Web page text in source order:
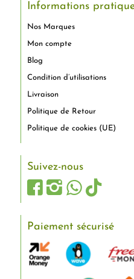
Informations
Nos Marques
Mon compte
Blog
Condition d’utilisations
Livraison
Politique de Retour
Politique de cookies (UE)
Suivez-nous
Paiement sécurisé